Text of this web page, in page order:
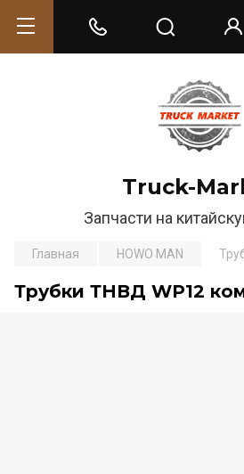
Truck-
Запчасти на
Главная HOWO MAN
Трубки ТНВД WP12